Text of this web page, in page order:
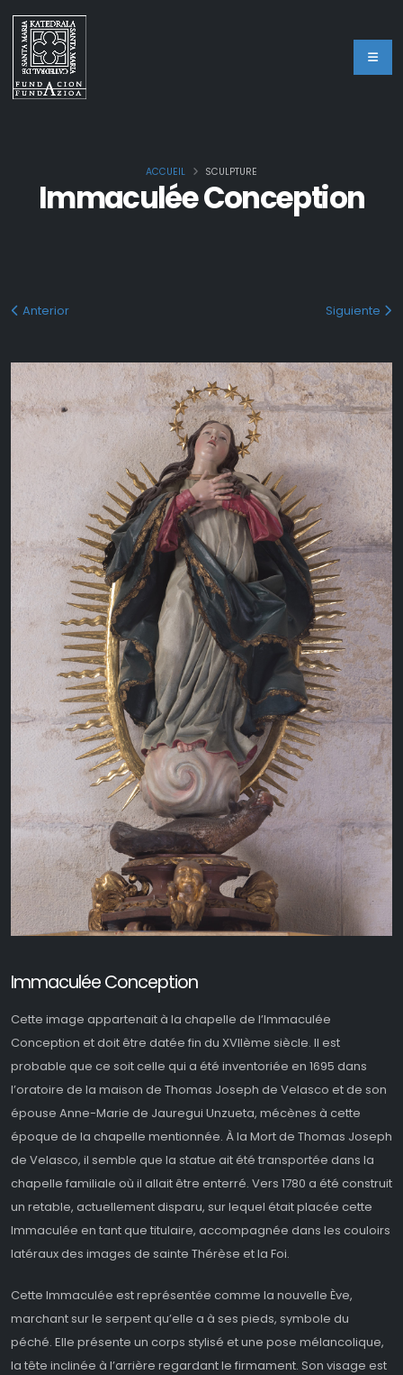
Immaculée Conception
ACCUEIL SCULPTURE
Anterior Siguiente
Immaculée Conception
Cette image appartenait à la chapelle de l’Immaculée
Conception et doit être datée fin du XVIIème siècle. Il est
probable que ce soit celle qui a été inventoriée en 1695 dans
l’oratoire de la maison de Thomas Joseph de Velasco et de son
épouse Anne-Marie de Jauregui Unzueta, mécènes à cette
époque de la chapelle mentionnée. À la Mort de Thomas Joseph
de Velasco, il semble que la statue ait été transportée dans la
chapelle familiale où il allait être enterré. Vers 1780 a été construit
un retable, actuellement disparu, sur lequel était placée cette
Immaculée en tant que titulaire, accompagnée dans les couloirs
latéraux des images de sainte Thérèse et la Foi.
Cette Immaculée est représentée comme la nouvelle Ève,
marchant sur le serpent qu’elle a à ses pieds, symbole du
péché. Elle présente un corps stylisé et une pose mélancolique,
la tête inclinée à l’arrière regardant le firmament. Son visage est